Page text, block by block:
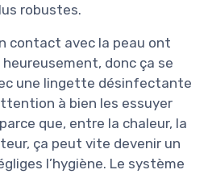
robustes.
contact avec la peau ont
donc ça se
une lingette désinfectante
à bien les essuyer
que, entre la chaleur, la
ça peut vite devenir un
l’hygiène. Le système